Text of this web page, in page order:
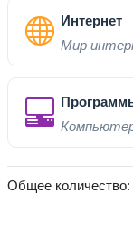
Интернет
Мир
Общее количество: